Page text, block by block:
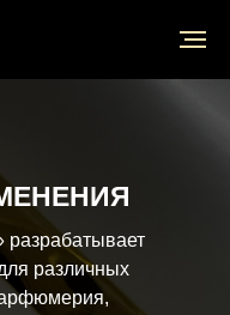
разрабатывает
различных